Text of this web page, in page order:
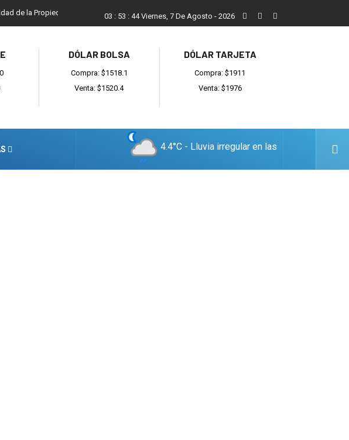
de la Propiedad Privada Reino recibió a instituciones y confirmó gestiones para
03 : 53 : 45 Viernes, 7 De Agosto - 2026
DÓLAR BOLSA
Compra: $1518.1
Venta: $1520.4
DÓLAR TARJETA
Compra: $1911
Venta: $1976
4.4°C - Lluvia irregular en las